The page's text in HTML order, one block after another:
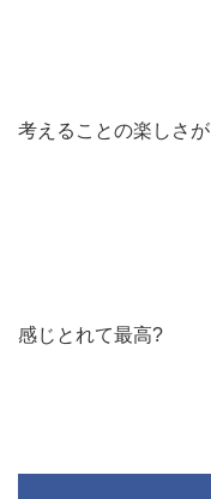
考えることの楽しさが
感じとれて最高?